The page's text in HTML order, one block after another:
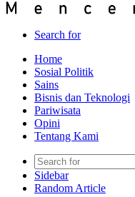
Search for
Home
Sosial Politik
Sains
Bisnis dan Teknologi
Pariwisata
Opini
Tentang Kami
Sidebar
Random Article